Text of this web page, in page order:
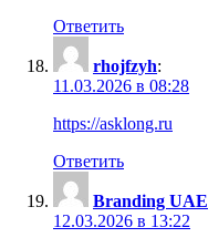
Ответить
rhojfzyh:
11.03.2026 в 08:28
https://asklong.ru
Ответить
Branding UAE
12.03.2026 в 13:22